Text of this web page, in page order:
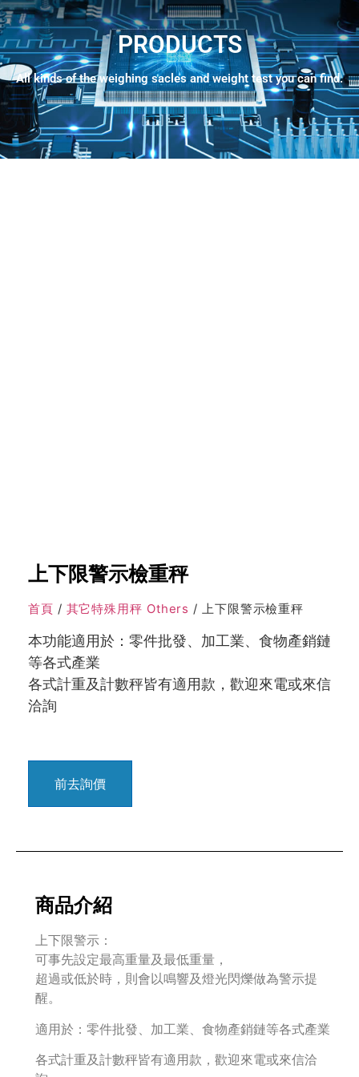
PRODUCTS
All kinds of the weighing sacles and weight test you can find.
上下限警示檢重秤
首頁 / 其它特殊用秤 Others / 上下限警示檢重秤
本功能適用於：零件批發、加工業、食物產銷鏈
等各式產業
各式計重及計數秤皆有適用款，歡迎來電或來信
洽詢
前去詢價
商品介紹
上下限警示：
可事先設定最高重量及最低重量，
超過或低於時，則會以鳴響及燈光閃爍做為警示提
醒。
適用於：零件批發、加工業、食物產銷鏈等各式產業
各式計重及計數秤皆有適用款，歡迎來電或來信洽